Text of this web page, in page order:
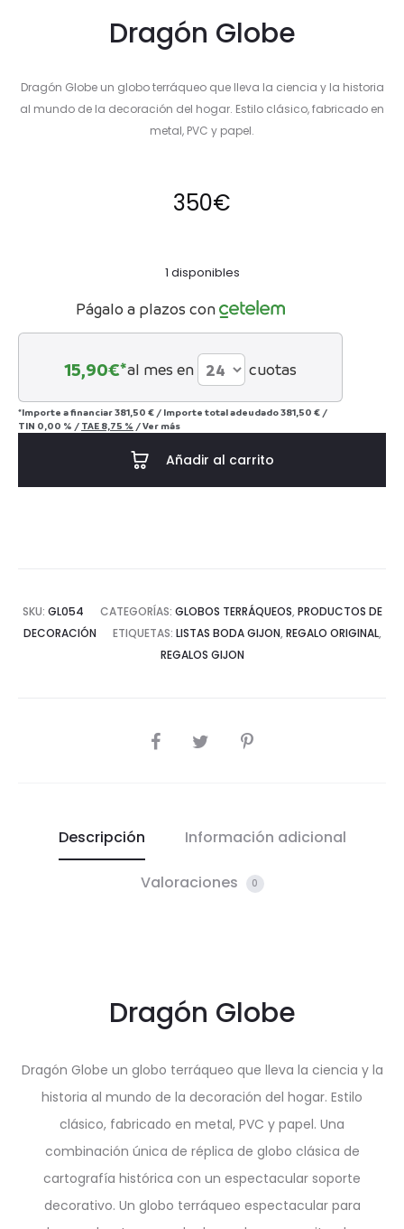
Dragón Globe
Dragón Globe un globo terráqueo que lleva la ciencia y la historia
al mundo de la decoración del hogar. Estilo clásico, fabricado en
metal, PVC y papel.
350€
1 disponibles
Págalo a plazos con
15,90€*al mes en cuotas
*Importe a financiar381,50 € / Importe total adeudado381,50 € /
TIN 0,00 % / TAE 8,75 % /Ver más
Añadir al carrito
SKU: GL054 CATEGORÍAS: GLOBOS TERRÁQUEOS, PRODUCTOS DE
DECORACIÓN
ETIQUETAS: LISTAS BODA GIJON, REGALO ORIGINAL,
REGALOS GIJON
COMPARTIR
Descripción Información adicional
Valoraciones 0
Dragón Globe
Dragón Globe un globo terráqueo que lleva la ciencia y la
historia al mundo de la decoración del hogar. Estilo
clásico, fabricado en metal, PVC y papel. Una
combinación única de réplica de globo clásica de
cartografía histórica con un espectacular soporte
decorativo. Un globo terráqueo espectacular para